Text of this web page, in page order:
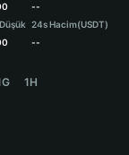
--
24s Hacim(USDT)
--
1H